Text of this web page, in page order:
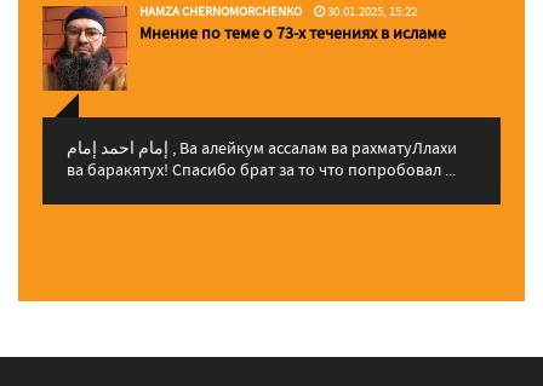
HAMZA CHERNOMORCHENKO 30.01.2025, 15:22
Мнение по теме о 73-х течениях в исламе
إمام احمد إمام , Ва алейкум ассалам ва рахматуЛлахи
ва баракятух! Спасибо брат за то что попробовал ...